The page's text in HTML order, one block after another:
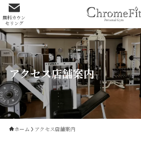
無料カウン
セリング
アクセス店舗案内
ホーム アクセス店舗案内